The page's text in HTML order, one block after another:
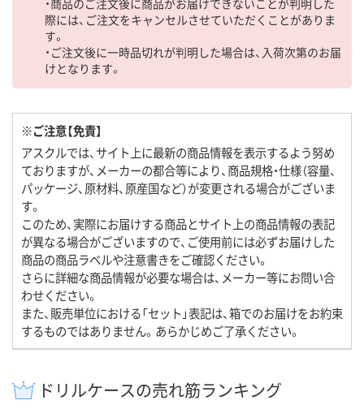
際には、ご注文をキャンセルさせていただくことがありま
す。
・ご注文後に一時品切れが判明した場合は、入荷次第のお届
けとなります。
※ご注意【免責】
アスクルでは、サイト上に最新の商品情報を表示するよう努め
ておりますが、メーカーの都合等により、商品規格・仕様（容量、
パッケージ、原材料、原産国など）が変更される場合がございま
す。
このため、実際にお届けする商品とサイト上の商品情報の表記
が異なる場合がございますので、ご使用前には必ずお届けした
商品の商品ラベルや注意書きをご確認ください。
さらに詳細な商品情報が必要な場合は、メーカー等にお問い合
わせください。
また、販売単位における「セット」表記は、箱でのお届けをお約束
するものではありません。あらかじめご了承ください。
ドリルケースの売れ筋ランキング